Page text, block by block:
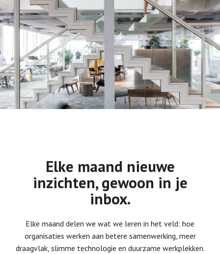
Elke maand nieuwe
inzichten, gewoon in je
inbox.
Elke maand delen we wat we leren in het veld: hoe
organisaties werken aan betere samenwerking, meer
draagvlak, slimme technologie en duurzame werkplekken.